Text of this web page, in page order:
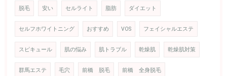
脱毛 安い セルライト 脂肪 ダイエット
セルフホワイトニング おすすめ VOS フェイシャルエステ
スピキュール 肌の悩み 肌トラブル 乾燥肌 乾燥肌対策
群馬エステ 毛穴 前橋 脱毛 前橋 全身脱毛